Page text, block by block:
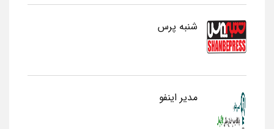
شنبه پرس
مدیر اینفو